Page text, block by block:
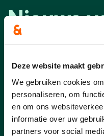
Deze website maakt
We gebruiken cookies
personaliseren, om
en om ons
informatie over uw
partners voor social
Nieuws